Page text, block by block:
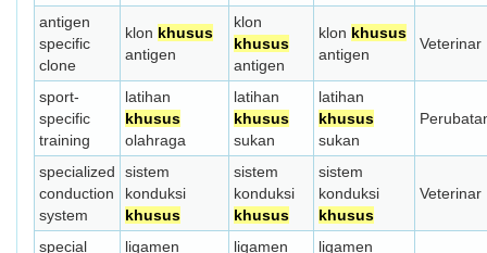
antigen
specific
clone
klon khusus
antigen
klon
khusus
antigen
klon khusus
antigen
Veterinar
sport-
specific
training
latihan
khusus
olahraga
latihan
khusus
sukan
latihan
khusus
sukan
specialized
conduction
system
sistem
konduksi
khusus
sistem
konduksi
khusus
sistem
konduksi
khusus
Veterinar
special ligamen ligamen ligamen